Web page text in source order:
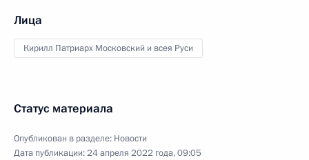
Лица
Кирилл Патриарх Московский и всея Руси
Статус материала
Опубликован в разделе: Новости
Дата публикации:24 апреля 2022 года, 09:05